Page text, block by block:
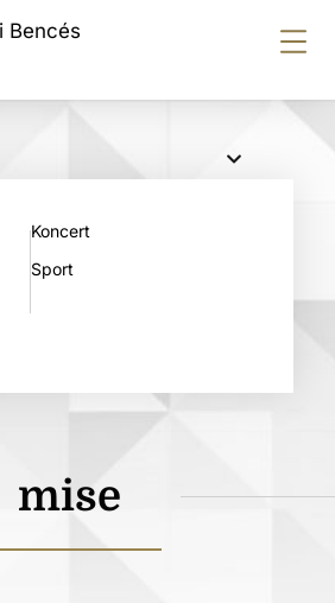
Bencés
Koncert
Sport
mise